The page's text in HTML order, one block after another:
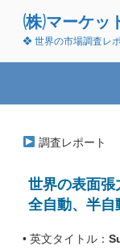
ン
(株)マーケッ
❖ 世界の市場調査レ
調査レポート
世界の表面張
全自動、半自
• 英文タイトル：